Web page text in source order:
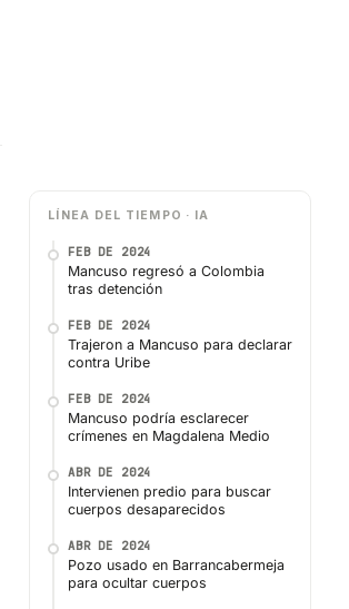
LÍNEA DEL TIEMPO · IA
FEB DE 2024
Mancuso regresó a Colombia
tras detención
FEB DE 2024
Trajeron a Mancuso para declarar
contra Uribe
FEB DE 2024
Mancuso podría esclarecer
crímenes en Magdalena Medio
ABR DE 2024
Intervienen predio para buscar
cuerpos desaparecidos
ABR DE 2024
Pozo usado en Barrancabermeja
para ocultar cuerpos